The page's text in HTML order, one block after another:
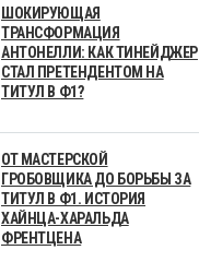
ШОКИРУЮЩАЯ
ТРАНСФОРМАЦИЯ
АНТОНЕЛЛИ: КАК ТИНЕЙДЖЕР
СТАЛ ПРЕТЕНДЕНТОМ НА
ТИТУЛ В Ф1?
ОТ МАСТЕРСКОЙ
ГРОБОВЩИКА ДО БОРЬБЫ ЗА
ТИТУЛ В Ф1. ИСТОРИЯ
ХАЙНЦА-ХАРАЛЬДА
ФРЕНТЦЕНА